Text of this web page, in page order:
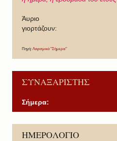
Άυριο
γιορτάζουν:
Πηγή: Λογισμικό "Σήμερα"
ΣΥΝΑΞΑΡΙΣΤΗΣ
Σήμερα:
ΗΜΕΡΟΛΟΓΙΟ
P
r
P
r
N
e
N
e